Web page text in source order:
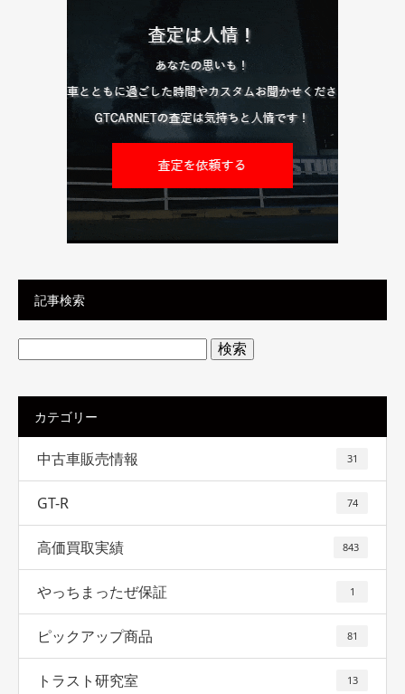
記事検索
検
索:
カテゴリー
中古車販売情報 31
GT-R 74
高価買取実績 843
やっちまったぜ保証 1
ピックアップ商品 81
トラスト研究室 13